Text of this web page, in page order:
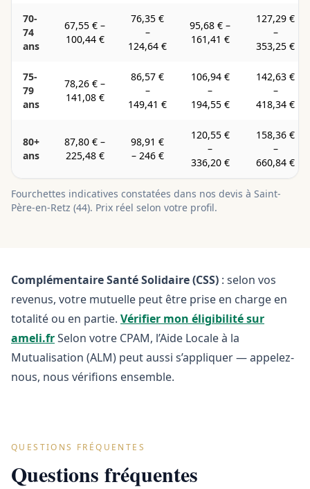
70-
74
ans
67,55 € –
100,44 €
76,35 €
–
124,64 €
95,68 € –
161,41 €
127,29 €
–
353,25 €
75-
79
ans
78,26 € –
141,08 €
86,57 €
–
149,41 €
106,94 €
–
194,55 €
142,63 €
–
418,34 €
80+
ans
87,80 € –
225,48 €
98,91 €
– 246 €
120,55 €
–
336,20 €
158,36 €
–
660,84 €
Fourchettes indicatives constatées dans nos devis à Saint-
Père-en-Retz (44). Prix réel selon votre profil.
Complémentaire Santé Solidaire (CSS) : selon vos
revenus, votre mutuelle peut être prise en charge en
totalité ou en partie. Vérifier mon éligibilité sur
ameli.frSelon votre CPAM, l’Aide Locale à la
Mutualisation (ALM) peut aussi s’appliquer — appelez-
nous, nous vérifions ensemble.
QUESTIONS FRÉQUENTES
Questions fréquentes